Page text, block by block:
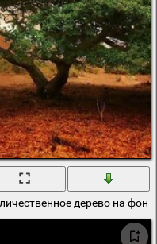
австралиидерево на